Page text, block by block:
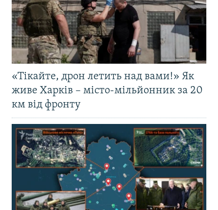
«Тікайте, дрон летить над вами!» Як
живе Харків – місто-мільйонник за 20
км від фронту